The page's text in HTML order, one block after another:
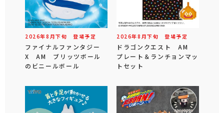
2026年8 月下旬 登場予定
ファイナルファンタジー
X AM ブリッツボール
のビニールボール
2026年8 月下旬 登場予定
ドラゴンクエスト AM
プレート＆ランチョンマッ
トセット